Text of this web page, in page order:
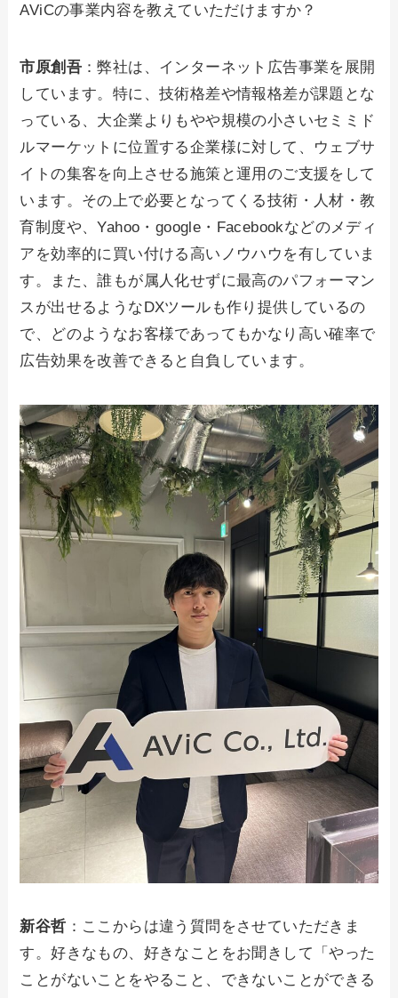
AViCの事業内容を教えていただけますか？
市原創吾 ：弊社は、インターネット広告事業を展開
しています。特に、技術格差や情報格差が課題とな
っている、大企業よりもやや規模の小さいセミミド
ルマーケットに位置する企業様に対して、ウェブサ
イトの集客を向上させる施策と運用のご支援をして
います。その上で必要となってくる技術・人材・教
育制度や、Yahoo・google・Facebookなどのメディ
アを効率的に買い付ける高いノウハウを有していま
す。また、誰もが属人化せずに最高のパフォーマン
スが出せるようなDXツールも作り提供しているの
で、どのようなお客様であってもかなり高い確率で
広告効果を改善できると自負しています。
新谷哲 ：ここからは違う質問をさせていただきま
す。好きなもの、好きなことをお聞きして「やった
ことがないことをやること、できないことができる